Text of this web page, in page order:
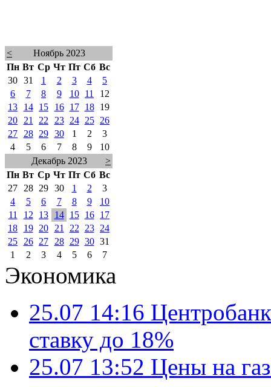
<
Ноябрь 2023
Пн Вт Ср Чт Пт Сб Вс
30 31 1 2 3 4
5
6
7 8 9 10 11
12
13
14 15 16 17 18
19
20
21 22 23 24 25
26
27
28 29 30 1 2
3
4
5 6 7 8 9
10
Декабрь 2023
>
Пн Вт Ср Чт Пт Сб Вс
27
28 29 30 1 2
3
4
5 6 7 8 9
10
11
12 13 14 15 16
17
18
19 20 21 22 23
24
25
26 27 28 29 30 31
1
2 3 4 5 6 7
Экономика
25.07 14:16
ставку до 18%
25.07 13:52 Цены на